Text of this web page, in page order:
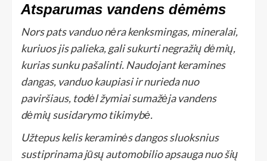
Atsparumas vandens dėmėms
Nors pats vanduo nėra kenksmingas, mineralai,
kuriuos jis palieka, gali sukurti negražių dėmių,
kurias sunku pašalinti. Naudojant keramines
dangas, vanduo kaupiasi ir nurieda nuo
paviršiaus, todėl žymiai sumažėja vandens
dėmių susidarymo tikimybė.
Užtepus kelis keraminės dangos sluoksnius
sustiprinama jūsų automobilio apsauga nuo šių